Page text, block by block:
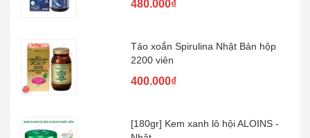
2200 viên
Nhật...